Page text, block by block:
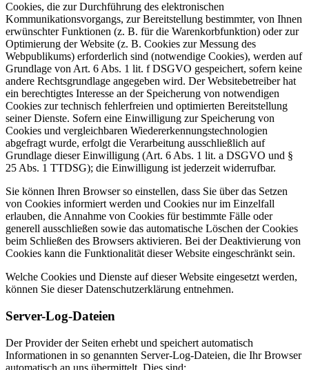
Cookies, die zur Durchführung des elektronischen
Kommunikationsvorgangs, zur Bereitstellung bestimmter, von Ihnen
erwünschter Funktionen (z. B. für die Warenkorbfunktion) oder zur
Optimierung der Website (z. B. Cookies zur Messung des
Webpublikums) erforderlich sind (notwendige Cookies), werden auf
Grundlage von Art. 6 Abs. 1 lit. f DSGVO gespeichert, sofern keine
andere Rechtsgrundlage angegeben wird. Der Websitebetreiber hat
ein berechtigtes Interesse an der Speicherung von notwendigen
Cookies zur technisch fehlerfreien und optimierten Bereitstellung
seiner Dienste. Sofern eine Einwilligung zur Speicherung von
Cookies und vergleichbaren Wiedererkennungstechnologien
abgefragt wurde, erfolgt die Verarbeitung ausschließlich auf
Grundlage dieser Einwilligung (Art. 6 Abs. 1 lit. a DSGVO und §
25 Abs. 1 TTDSG); die Einwilligung ist jederzeit widerrufbar.
Sie können Ihren Browser so einstellen, dass Sie über das Setzen
von Cookies informiert werden und Cookies nur im Einzelfall
erlauben, die Annahme von Cookies für bestimmte Fälle oder
generell ausschließen sowie das automatische Löschen der Cookies
beim Schließen des Browsers aktivieren. Bei der Deaktivierung von
Cookies kann die Funktionalität dieser Website eingeschränkt sein.
Welche Cookies und Dienste auf dieser Website eingesetzt werden,
können Sie dieser Datenschutzerklärung entnehmen.
Server-Log-Dateien
Der Provider der Seiten erhebt und speichert automatisch
Informationen in so genannten Server-Log-Dateien, die Ihr Browser
automatisch an uns übermittelt. Dies sind: